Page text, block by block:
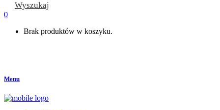
Wyszukaj
0
Brak produktów w koszyku.
Menu